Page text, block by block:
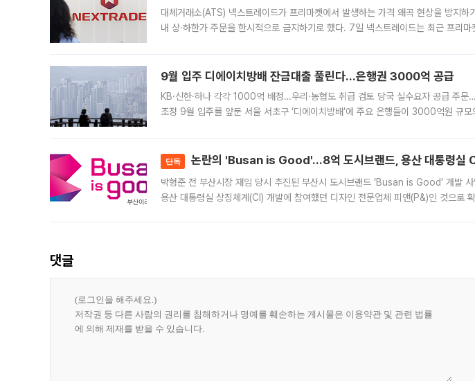
대체거래소(ATS) 넥스트레이드가 프리마켓에서 발생하는 가격 왜곡 현상을 방지하
내 상·하한가 주문을 한시적으로 금지하기로 했다. 7일 넥스트레이드는 최근 프리마
9월 입주 디에이치방배 잔금대출 풀린다…은행권 3000억 공급
KB·신한·하나 각각 1000억 배정…우리·농협도 취급 검토 당국 실수요자 공급 주문
조정 9월 입주를 앞둔 서울 서초구 ‘디에이치방배’에 주요 은행들이 3000억원 규
단독 논란의 'Busan is Good'…8억 도시브랜드, 용산 대통령실
박형준 전 부산시장 재임 당시 추진된 부산시 도시브랜드 ‘Busan is Good’ 개발
용산 대통령실 상징체계(CI) 개발에 참여했던 디자인 전문업체 피앤(P&)인 것으로
댓글